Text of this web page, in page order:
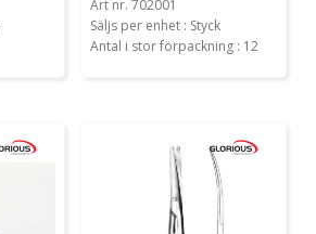
Art nr. 702001
Säljs per enhet : Styck
Antal i stor förpackning : 12